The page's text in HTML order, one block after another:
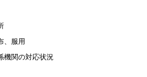
、服用
機関の対応状況